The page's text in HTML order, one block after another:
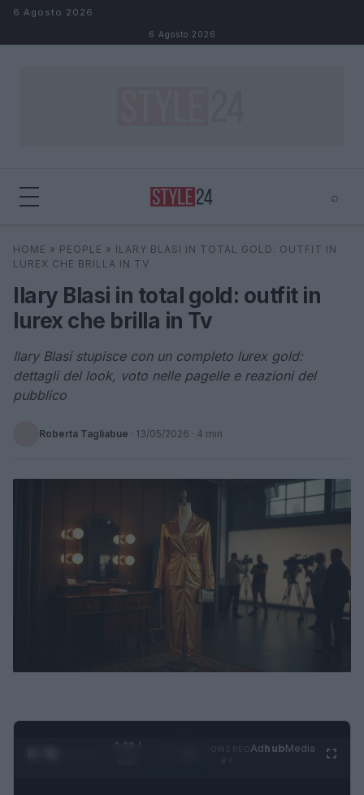
Salta al contenuto
6 Agosto 2026
6 Agosto 2026
⌕
Cerca ⌕ ×
HOME » PEOPLE » ILARY BLASI IN TOTAL GOLD: OUTFIT IN
LUREX CHE BRILLA IN TV
Ilary Blasi in total gold: outfit in
lurex che brilla in Tv
Ilary Blasi stupisce con un completo lurex gold:
dettagli del look, voto nelle pagelle e reazioni del
pubblico
Roberta Tagliabue · 13/05/2026 · 4 min
0:29 /
AdhubMedia